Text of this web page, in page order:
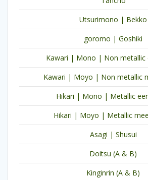
Utsurimono | Bekko
goromo | Goshiki
Kawari | Mono | Non metallic
Kawari | Moyo | Non metallic
Hikari | Mono | Metallic
Hikari | Moyo | Metallic
Asagi | Shusui
Doitsu (A & B)
Kinginrin (A & B)